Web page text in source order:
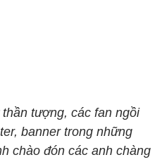
tượng, các fan ngồi
banner trong những
chào đón các anh chàng